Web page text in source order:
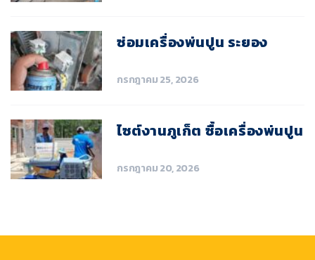
กรกฎาคม 25, 2026
ซ่อมเครื่องพ่นปูน ระยอง
กรกฎาคม 20, 2026
ไซต์งานภูเก็ต ซื้อเครื่องพ่นปูน